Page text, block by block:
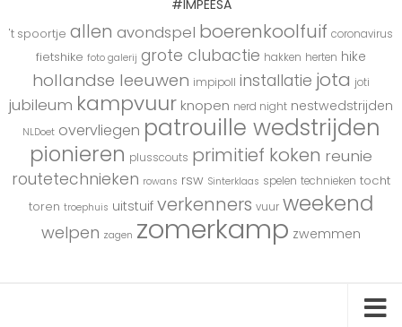
#IMPEESA
't spoortje allen avondspel boerenkoolfuif coronavirus
fietshike foto galerij grote clubactie hakken herten hike
hollandse leeuwen impipoll installatie jota joti
jubileum kampvuur knopen nerd night nestwedstrijden
NLDoet overvliegen patrouille wedstrijden
pionieren plusscouts primitief koken reunie
routetechnieken rowans rsw Sinterklaas spelen technieken tocht
toren troephuis uitstuif verkenners vuur weekend
welpen zagen zomerkamp zwemmen